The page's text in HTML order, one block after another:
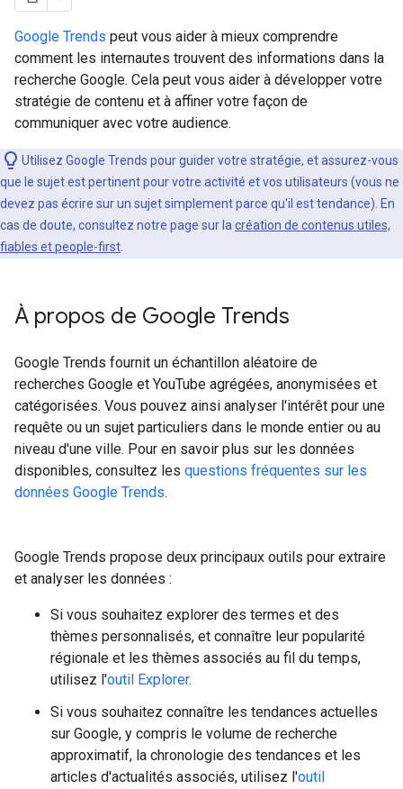
Google Trends peut vous aider à mieux comprendre
comment les internautes trouvent des informations dans la
recherche Google. Cela peut vous aider à développer votre
stratégie de contenu et à affiner votre façon de
communiquer avec votre audience.
Utilisez Google Trends pour guider votre stratégie, et assurez-vous
que le sujet est pertinent pour votre activité et vos utilisateurs (vous ne
devez pas écrire sur un sujet simplement parce qu'il est tendance). En
cas de doute, consultez notre page sur la création de contenus utiles,
fiables et people-first
À propos de Google Trends
Google Trends fournit un échantillon aléatoire de
recherches Google et YouTube agrégées, anonymisées et
catégorisées. Vous pouvez ainsi analyser l'intérêt pour une
requête ou un sujet particuliers dans le monde entier ou au
niveau d'une ville. Pour en savoir plus sur les données
disponibles, consultez les questions fréquentes sur les
données Google Trends.
Google Trends propose deux principaux outils pour extraire
et analyser les données :
Si vous souhaitez explorer des termes et des
thèmes personnalisés, et connaître leur popularité
régionale et les thèmes associés au fil du temps,
utilisez l'outil Explorer.
Si vous souhaitez connaître les tendances actuelles
sur Google, y compris le volume de recherche
approximatif, la chronologie des tendances et les
articles d'actualités associés, utilisez l'outil